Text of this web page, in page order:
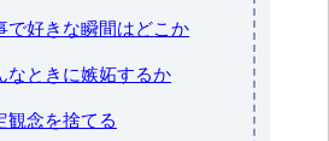
で好きな瞬間はどこか
なときに嫉妬するか
観念を捨てる